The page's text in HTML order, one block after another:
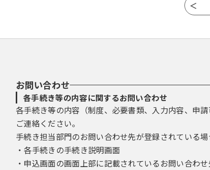
お問い合わせ
各手続き等の内容に関するお問い合わせ
各手続き等の内容（制度、必要書類、入力内容、申
ご連絡ください。
手続き担当部門のお問い合わせ先が登録されている
・各手続きの手続き説明画面
・申込画面の画面上部に記載されているお問い合わ